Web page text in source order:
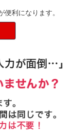
利になります。